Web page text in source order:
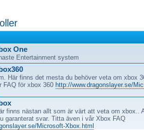
One
Entertainment system
Här finns det mesta du behöver veta om xbox
FAQ för xbox 360 http://www.dragonslayer.se/
finns nästan allt som är värt att veta om xbox..
garanterat svar. Titta även i vår Xbox FAQ
Microsoft-Xbox.html